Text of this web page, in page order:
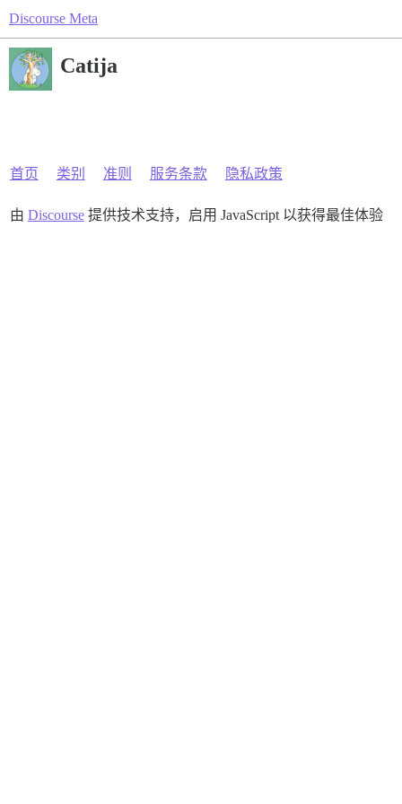
Discourse Meta
Catija
首页 类别 准则 服务条款 隐私政策
由 Discourse提供技术支持，启用 JavaScript 以获得最佳体验